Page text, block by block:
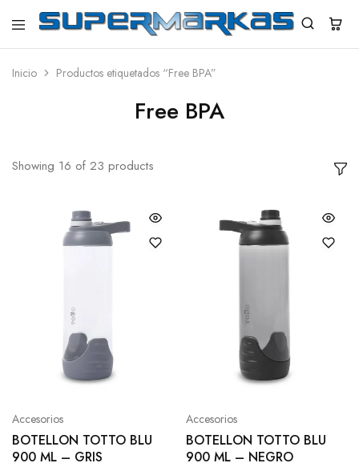
SuperMarkas
Ropa
con
Inicio Productos etiquetados “Free BPA”
Free BPA
Showing 16 of 23 products
Accesorios
BOTELLON TOTTO BLU
900 ML – GRIS
Accesorios
BOTELLON TOTTO BLU
900 ML – NEGRO